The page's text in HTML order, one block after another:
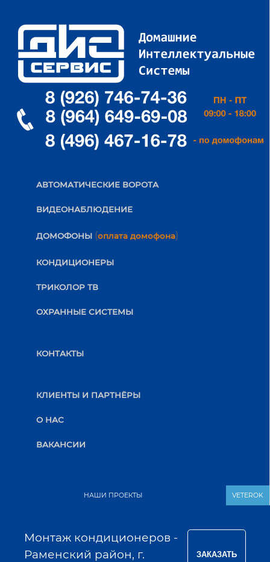
Монтаж кондиционеров -
Раменский район, г.
АВТОМАТИЧЕСКИЕ ВОРОТА
ВИДЕОНАБЛЮДЕНИЕ
ДОМОФОНЫ (оплата домофона)
КОНДИЦИОНЕРЫ
ТРИКОЛОР ТВ
ОХРАННЫЕ СИСТЕМЫ
КОНТАКТЫ
КЛИЕНТЫ И ПАРТНЁРЫ
О НАС
ВАКАНСИИ
НАШИ ПРОЕКТЫ VETEROK